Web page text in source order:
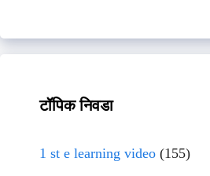
टॉपिक निवडा
1 st e learning video (155)